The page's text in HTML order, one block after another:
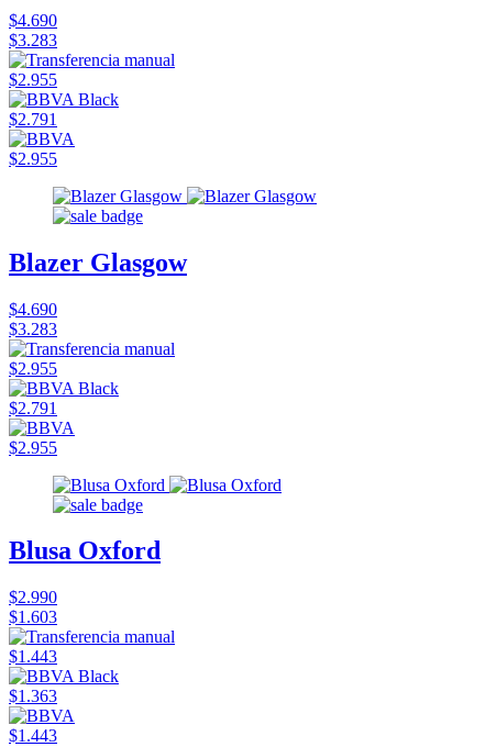
$4.690
$3.283
$2.955
$2.791
$2.955
Blazer Glasgow
$4.690
$3.283
$2.955
$2.791
$2.955
Blusa Oxford
$2.990
$1.603
$1.443
$1.363
$1.443